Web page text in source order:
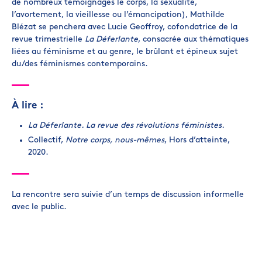
de nombreux témoignages le corps, la sexualité,
l’avortement, la vieillesse ou l’émancipation), Mathilde
Blézat se penchera avec Lucie Geoffroy, cofondatrice de la
revue trimestrielle La Déferlante, consacrée aux thématiques
liées au féminisme et au genre, le brûlant et épineux sujet
du/des féminismes contemporains.
À lire :
La Déferlante. La revue des révolutions féministes.
Collectif, Notre corps, nous-mêmes, Hors d’atteinte,
2020.
La rencontre sera suivie d’un temps de discussion informelle
avec le public.